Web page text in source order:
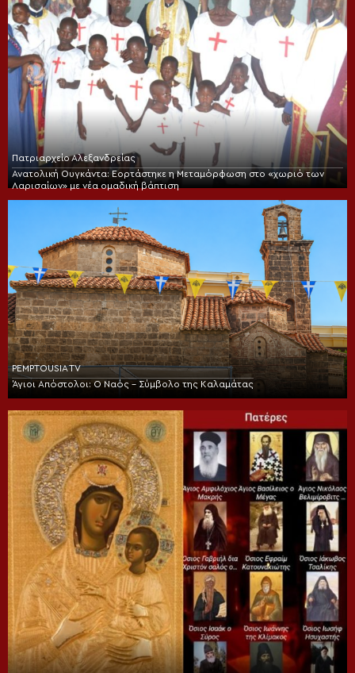
Πατριαρχείο Αλεξανδρείας
Ανατολική Ουγκάντα: Εορτάστηκε η Μεταμόρφωση στο «χωριό των
Λαρισαίων» με νέα ομαδική βάπτιση
PEMPTOUSIA TV
Άγιοι Απόστολοι: Ο Ναός – Σύμβολο της Καλαμάτας